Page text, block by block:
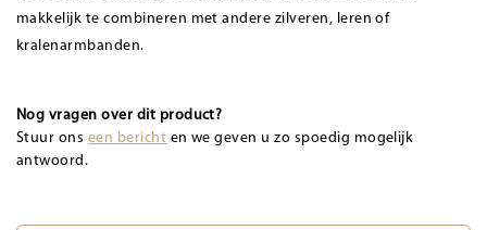
makkelijk te combineren met andere zilveren, leren of
kralenarmbanden.
Nog vragen over dit product?
Stuur ons een bericht en we geven u zo spoedig mogelijk
antwoord.